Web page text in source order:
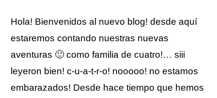
Hola! Bienvenidos al nuevo blog! desde aquí
estaremos contando nuestras nuevas
aventuras 🙂 como familia de cuatro!… siii
leyeron bien! c-u-a-t-r-o! nooooo! no estamos
embarazados! Desde hace tiempo que hemos